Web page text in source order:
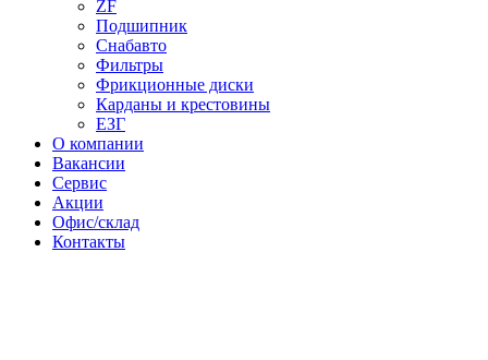
ZF
Подшипник
Снабавто
Фильтры
Фрикционные диски
Карданы и крестовины
ЕЗГ
О компании
Вакансии
Сервис
Акции
Офис/склад
Контакты